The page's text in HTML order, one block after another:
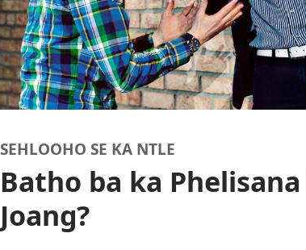
SEHLOOHO SE KA NTLE
Batho ba ka
Joang?